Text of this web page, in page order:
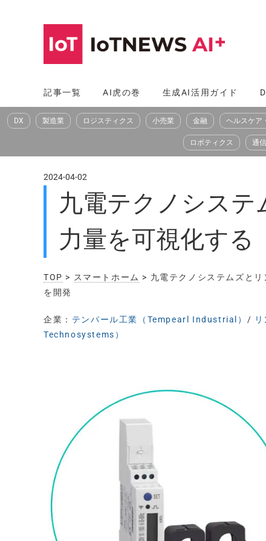
へ
ス
記事一覧 AI虎の巻 生成AI活用ガイド
DX 製造業 ロジスティクス 小売業 金融 ヘルスケア
ロボティクス 通信
2024-04-02
九電テクノシス
力量を可視化する
TOP > スマートホーム > 九電テクノシステムズと
を開発
企業： テンパール工業（Tempearl Industrial） /
Technosystems）